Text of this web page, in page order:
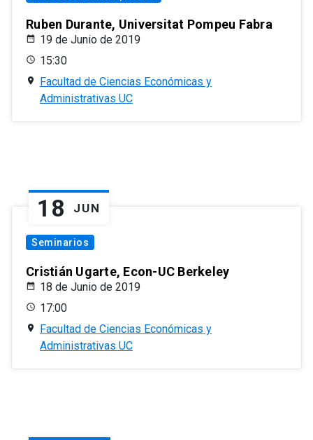
Ruben Durante, Universitat Pompeu Fabra
19 de Junio de 2019
15:30
Facultad de Ciencias Económicas y
Administrativas UC
18 JUN
Seminarios
Cristián Ugarte, Econ-UC Berkeley
18 de Junio de 2019
17:00
Facultad de Ciencias Económicas y
Administrativas UC